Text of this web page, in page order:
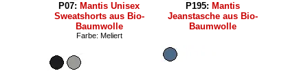
P07: Mantis Unisex
Sweatshorts aus Bio-
Baumwolle
Farbe: Meliert
P195: Mantis
Jeanstasche aus Bio-
Baumwolle